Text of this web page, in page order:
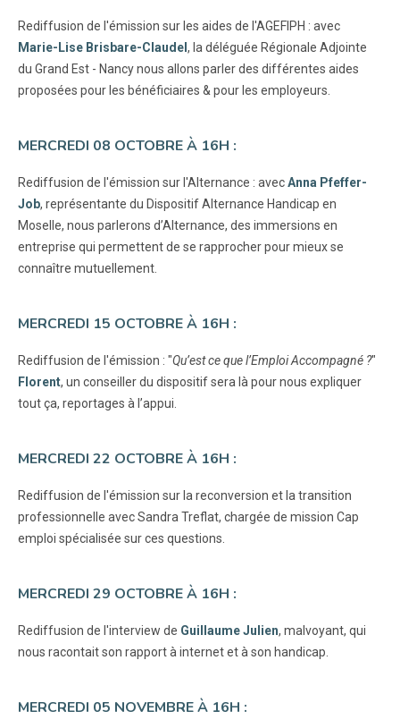
Rediffusion de l'émission sur les aides de l'AGEFIPH : avec
Marie-Lise Brisbare-Claudel , la déléguée Régionale Adjointe
du Grand Est - Nancy nous allons parler des différentes aides
proposées pour les bénéficiaires & pour les employeurs.
MERCREDI 08 OCTOBRE À 16H :
Rediffusion de l'émission sur l'Alternance : avecAnna Pfeffer-
Job, représentante du Dispositif Alternance Handicap en
Moselle, nous parlerons d’Alternance, des immersions en
entreprise qui permettent de se rapprocher pour mieux se
connaître mutuellement.
MERCREDI 15 OCTOBRE À 16H :
Rediffusion de l'émission : "Qu’est ce que l’Emploi Accompagné ?"
Florent, un conseiller du dispositif sera là pour nous expliquer
tout ça, reportages à l’appui.
MERCREDI 22 OCTOBRE À 16H :
Rediffusion de l'émission sur la reconversion et la transition
professionnelle avec Sandra Treflat, chargée de mission Cap
emploi spécialisée sur ces questions.
MERCREDI 29 OCTOBRE À 16H :
Rediffusion de l'interview de Guillaume Julien, malvoyant, qui
nous racontait son rapport à internet et à son handicap.
MERCREDI 05 NOVEMBRE À 16H :